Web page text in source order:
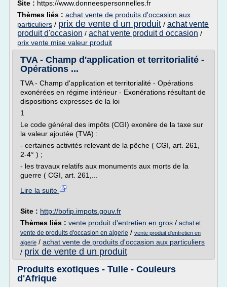
Site : https://www.donneespersonnelles.fr
Thèmes liés : achat vente de produits d'occasion aux
particuliers / prix de vente d un produit / achat vente
produit d'occasion / achat vente produit d occasion /
prix vente mise valeur produit
TVA - Champ d'application et territorialité -
Opérations ...
TVA - Champ d'application et territorialité - Opérations
exonérées en régime intérieur - Exonérations résultant de
dispositions expresses de la loi
1
Le code général des impôts (CGI) exonère de la taxe sur
la valeur ajoutée (TVA) :
- certaines activités relevant de la pêche ( CGI, art. 261,
2-4° ) ;
- les travaux relatifs aux monuments aux morts de la
guerre ( CGI, art. 261,...
Lire la suite
Site : http://bofip.impots.gouv.fr
Thèmes liés : vente produit d'entretien en gros / achat et
vente de produits d'occasion en algerie / vente produit d'entretien en
algerie / achat vente de produits d'occasion aux particuliers
/ prix de vente d un produit
Produits exotiques - Tulle - Couleurs
d'Afrique